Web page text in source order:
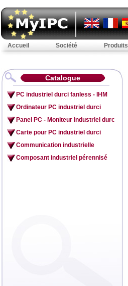
Catalogue
PC industriel durci fanless - IHM
Ordinateur PC industriel durci
Panel PC - Moniteur industriel durc
Carte pour PC industriel durci
Communication industrielle
Composant industriel pérennisé
Accueil Société Produits